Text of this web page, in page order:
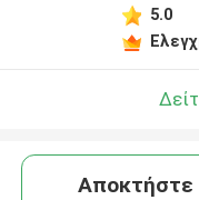
5.0
Αποκτήστε